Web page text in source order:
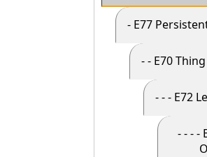
- E77
- - E70
- - -
- - - - E90 Symbolic